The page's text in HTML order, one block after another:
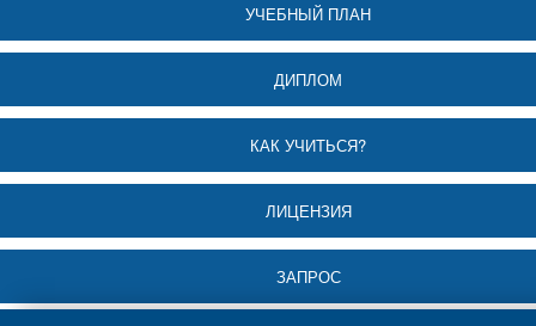
УЧЕБНЫЙ ПЛАН
ДИПЛОМ
КАК УЧИТЬСЯ?
ЛИЦЕНЗИЯ
ЗАПРОС